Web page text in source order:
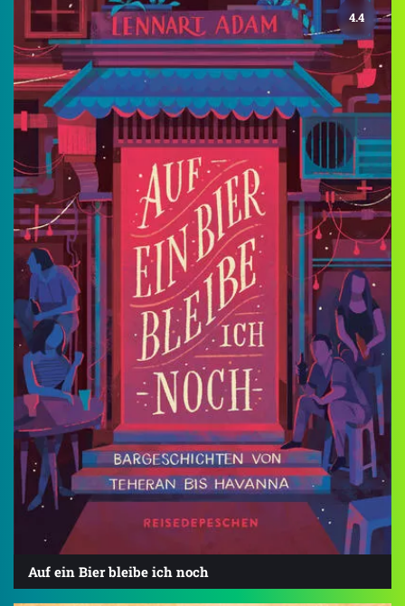
4.4
Auf ein Bier bleibe ich noch